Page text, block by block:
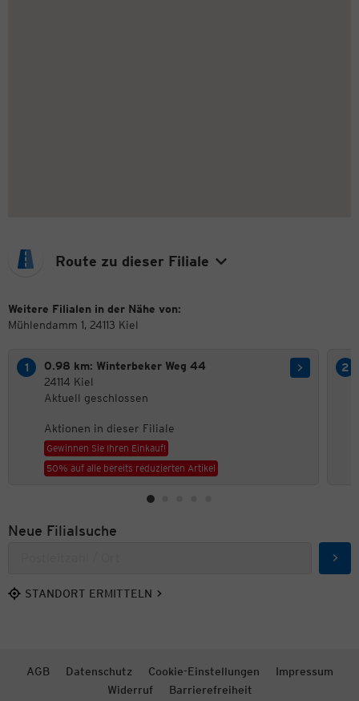
Route zu dieser Filiale
Weitere Filialen in der Nähe von:
Mühlendamm 1, 24113 Kiel
0.98 km: Winterbeker Weg 44
24114 Kiel
Aktuell geschlossen
Aktionen in dieser Filiale
Gewinnen Sie Ihren Einkauf!
50% auf alle bereits reduzierten Artikel
Neue Filialsuche
STANDORT ERMITTELN
AGB Datenschutz Cookie-Einstellungen
Impressum
Widerruf
Barrierefreiheit